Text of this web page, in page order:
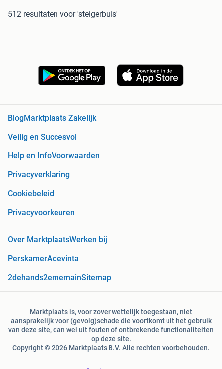
512 resultaten voor 'steigerbuis'
Blog Marktplaats Zakelijk
Veilig en Succesvol
Help en InfoVoorwaarden
Privacyverklaring
Cookiebeleid
Privacyvoorkeuren
Over MarktplaatsWerken bij
PerskamerAdevinta
2dehands2ememainSitemap
Marktplaats is, voor zover wettelijk toegestaan, niet
aansprakelijk voor (gevolg)schade die voortkomt uit het gebruik
van deze site, dan wel uit fouten of ontbrekende functionaliteiten
op deze site.
Copyright © 2026 Marktplaats B.V. Alle rechten voorbehouden.